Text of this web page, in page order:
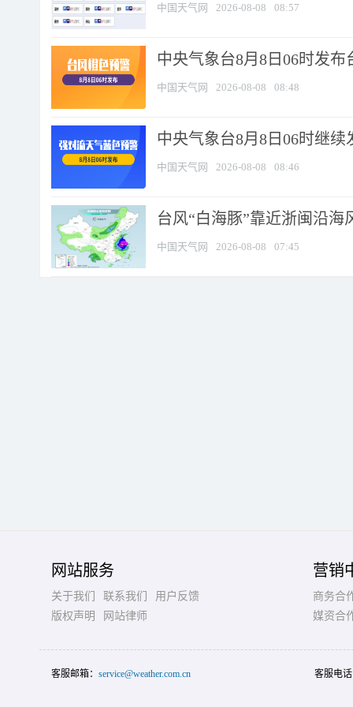
中国天气网 2026-08-08 08:57
中央气象台8月8日06时发布
中国天气网 2026-08-08 08:48
中央气象台8月8日06时继
中国天气网 2026-08-08 08:46
台风“白海豚”靠近浙闽沿
中国天气网 2026-08-08 07:45
网站服务
关于我们 联系我们
用户反馈
版权声明
网站律师
营销
商务合
媒资合
客服邮箱： service@weather.com.cn 客服电